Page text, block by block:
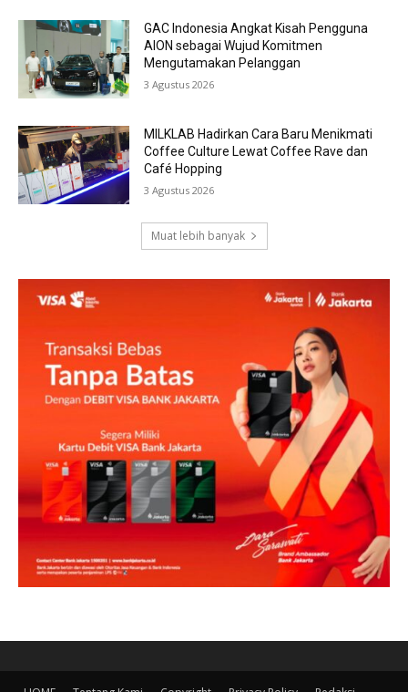
GAC Indonesia Angkat Kisah Pengguna
AION sebagai Wujud Komitmen
Mengutamakan Pelanggan
3 Agustus 2026
MILKLAB Hadirkan Cara Baru Menikmati
Coffee Culture Lewat Coffee Rave dan
Café Hopping
3 Agustus 2026
Muat lebih banyak